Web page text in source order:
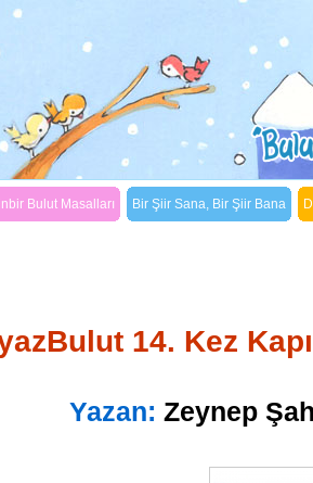
Bulut Masalları Bir Şiir Sana, Bir Şiir Bana
14. Kez
Yazan: Zeynep